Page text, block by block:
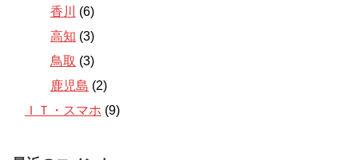
香川
(6)
高知 (3)
鳥取 (3)
鹿児島 (2)
ＩＴ・スマホ (9)